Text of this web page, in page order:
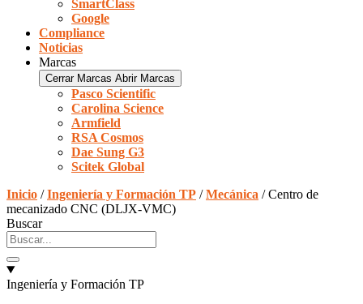
SmartClass
Google
Compliance
Noticias
Marcas
Cerrar Marcas Abrir Marcas
Pasco Scientific
Carolina Science
Armfield
RSA Cosmos
Dae Sung G3
Scitek Global
Inicio /Ingeniería y Formación TP /Mecánica / Centro de
mecanizado CNC (DLJX-VMC)
Buscar
Ingeniería y Formación TP